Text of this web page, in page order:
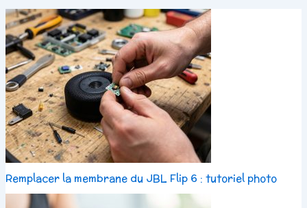
Remplacer la membrane du JBL Flip 6 : tutoriel photo